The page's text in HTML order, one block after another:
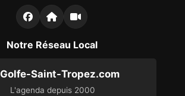
Notre Réseau Local
Golfe-Saint-Tropez.com
L'agenda depuis 2000